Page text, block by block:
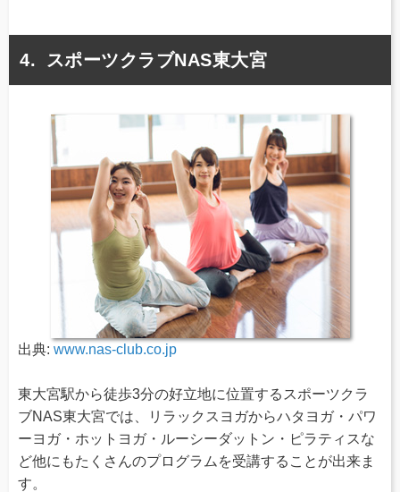
スポーツクラブNAS東大宮
出典: www.nas-club.co.jp
東大宮駅から徒歩3分の好立地に位置するスポーツクラ
ブNAS東大宮では、リラックスヨガからハタヨガ・パワ
ーヨガ・ホットヨガ・ルーシーダットン・ピラティスな
ど他にもたくさんのプログラムを受講することが出来ま
す。